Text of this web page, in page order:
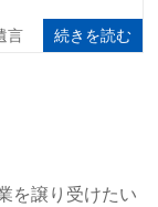
言 続きを読む
を譲り受けたい